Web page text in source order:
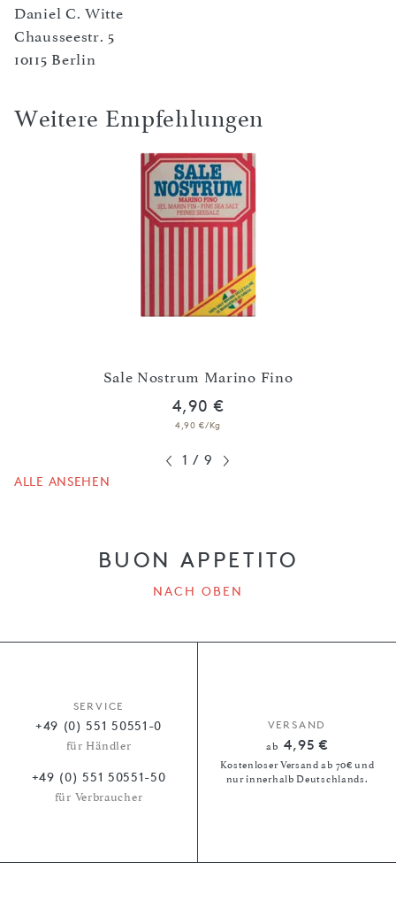
Daniel C. Witte
Chausseestr. 5
10115 Berlin
Weitere Empfehlungen
Sale Nostrum Marino Fino
4,90 €
4,90 €/Kg
1 / 9
ALLE ANSEHEN
BUON APPETITO
NACH OBEN
SERVICE
+49 (0) 551 50551-0
für Händler
+49 (0) 551 50551-50
für Verbraucher
VERSAND
ab 4,95 €
Kostenloser Versand ab 70€ und
nur innerhalb Deutschlands.